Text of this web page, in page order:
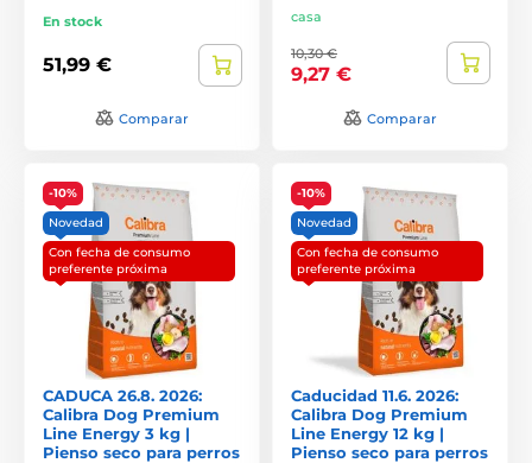
En stock
51,99 €
Comparar
casa
10,30 €
9,27 €
Comparar
-10%
Novedad
Con fecha de consumo
preferente próxima
CADUCA 26.8. 2026:
Calibra Dog Premium
Line Energy 3 kg |
Pienso seco para perros
-10%
Novedad
Con fecha de consumo
preferente próxima
Caducidad 11.6. 2026:
Calibra Dog Premium
Line Energy 12 kg |
Pienso seco para perros